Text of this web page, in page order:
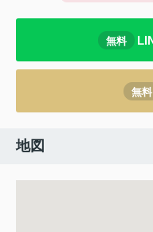
無料
無料
地図